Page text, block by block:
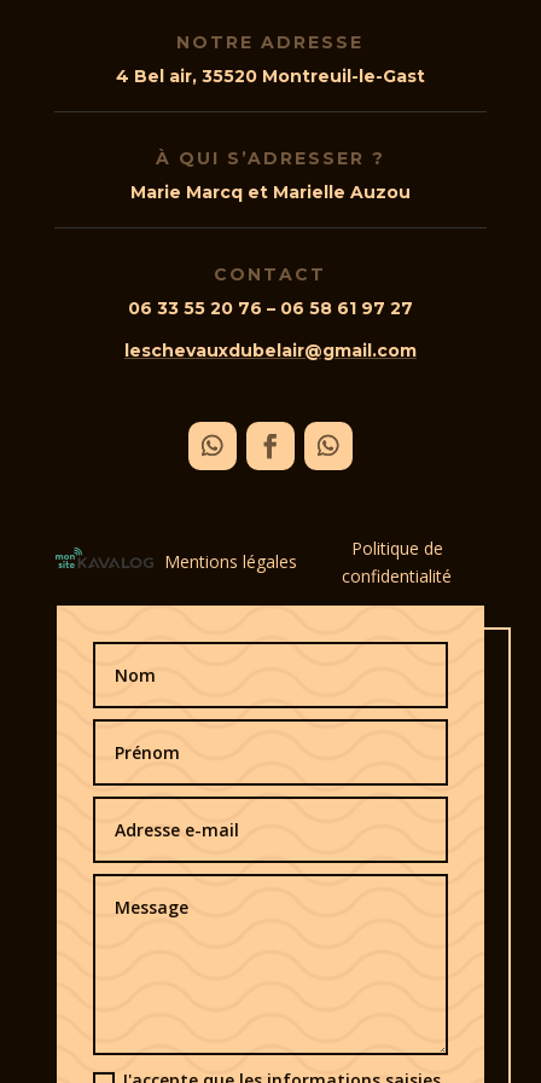
NOTRE ADRESSE
4 Bel air, 35520 Montreuil-le-Gast
À QUI S’ADRESSER ?
Marie Marcq et Marielle Auzou
CONTACT
06 33 55 20 76 – 06 58 61 97 27
leschevauxdubelair@gmail.com
Mentions légales
Politique de
confidentialité